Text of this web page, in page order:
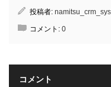
投稿者:
コメント: 0
コメント